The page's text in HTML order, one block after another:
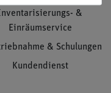
&
Einräumservice
& Schulungen
Kundendienst